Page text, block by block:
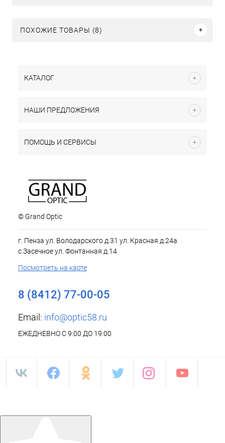
ПОХОЖИЕ ТОВАРЫ (8)
КАТАЛОГ
НАШИ ПРЕДЛОЖЕНИЯ
ПОМОЩЬ И СЕРВИСЫ
© Grand Optic
г. Пенза ул. Володарского д.31 ул. Красная д.24а
с.Засечное ул. Фонтанная д.14
Посмотреть на карте
8 (8412) 77-00-05
Email: info@optic58.ru
ЕЖЕДНЕВНО С 9:00 ДО 19:00